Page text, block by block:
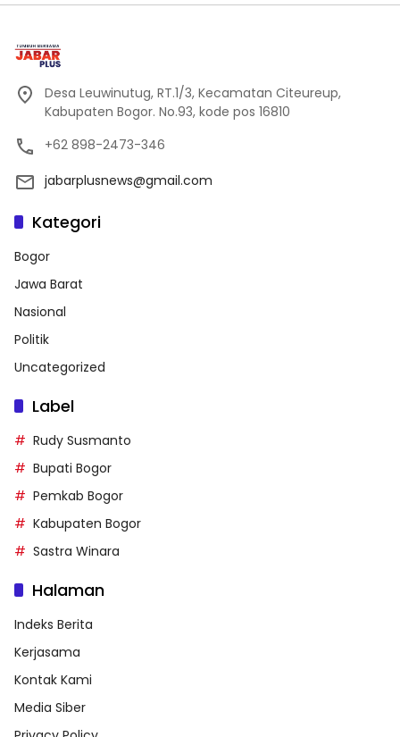
Desa Leuwinutug, RT.1/3, Kecamatan Citeureup,
Kabupaten Bogor. No.93, kode pos 16810
+62 898-2473-346
jabarplusnews@gmail.com
Kategori
Bogor
Jawa Barat
Nasional
Politik
Uncategorized
Label
Rudy Susmanto
Bupati Bogor
Pemkab Bogor
Kabupaten Bogor
Sastra Winara
Halaman
Indeks Berita
Kerjasama
Kontak Kami
Media Siber